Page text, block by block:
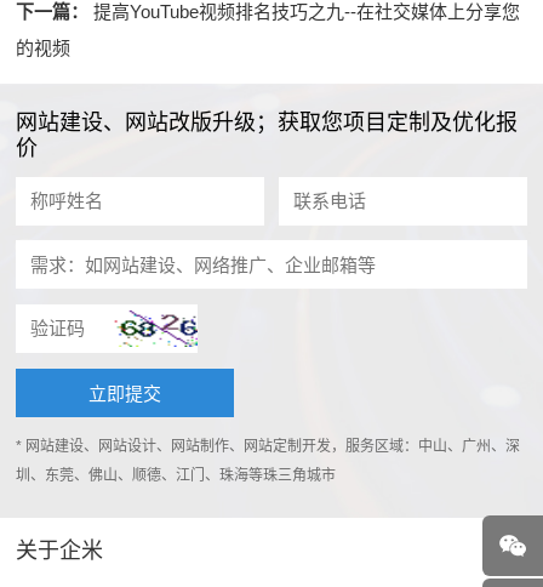
下一篇：
提高YouTube视频排名技巧之九--在社交媒体上分享您
的视频
网站建设、网站改版升级；获取您项目定制及优化报
价
* 网站建设、网站设计、网站制作、网站定制开发，服务区域：中山、广州、深
圳、东莞、佛山、顺德、江门、珠海等珠三角城市
关于企米